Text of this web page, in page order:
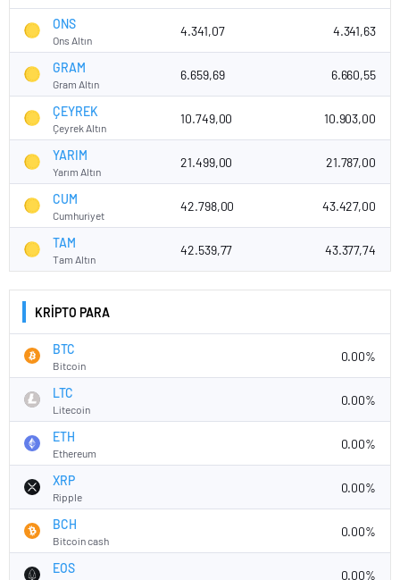
ONS
Ons Altın
4.341,07 4.341,63
GRAM
Gram Altın
6.659,69 6.660,55
ÇEYREK
Çeyrek Altın
10.749,00 10.903,00
YARIM
Yarım Altın
21.499,00 21.787,00
CUM
Cumhuriyet
42.798,00 43.427,00
TAM
Tam Altın
42.539,77 43.377,74
KRİPTO PARA
BTC
Bitcoin
0.00%
LTC
Litecoin
0.00%
ETH
Ethereum
0.00%
XRP
Ripple
0.00%
BCH
Bitcoin cash
0.00%
EOS 0.00%